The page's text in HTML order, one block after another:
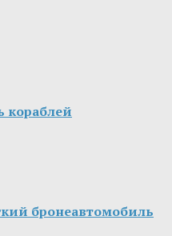
кораблей
бронеавтомобиль